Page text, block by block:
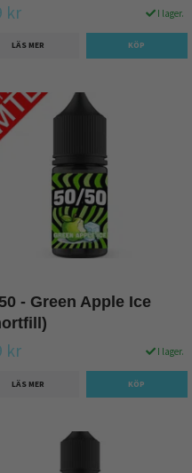
kr I lager.
LÄS MER
- Green Apple Ice
kr I lager.
LÄS MER